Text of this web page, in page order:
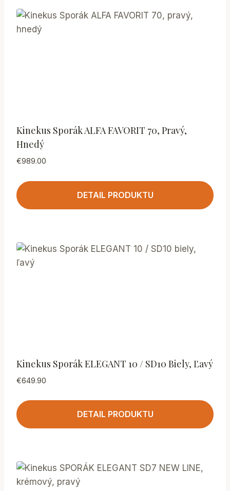
Kinekus Sporák ALFA FAVORIT 70, Pravý,
Hnedý
€989.00
DETAIL PRODUKTU
Kinekus Sporák ELEGANT 10 / SD10 Biely, Ľavý
€649.90
DETAIL PRODUKTU